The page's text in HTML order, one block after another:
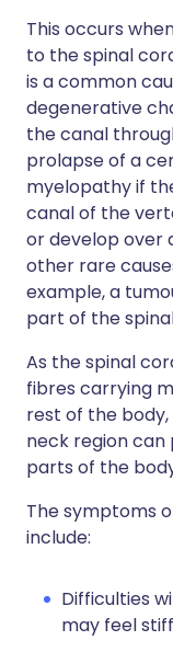
This occurs
to the spinal
is a common
degenerative
the canal
prolapse of a
myelopathy if
canal of the
or develop over
other rare
example, a
part of the
As the spinal
fibres carrying
rest of the
neck region
parts of the
The symptoms
include:
Difficulties
may feel